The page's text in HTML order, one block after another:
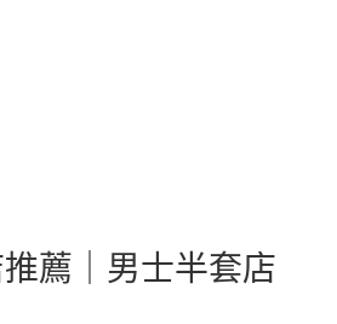
薦｜男士半套店